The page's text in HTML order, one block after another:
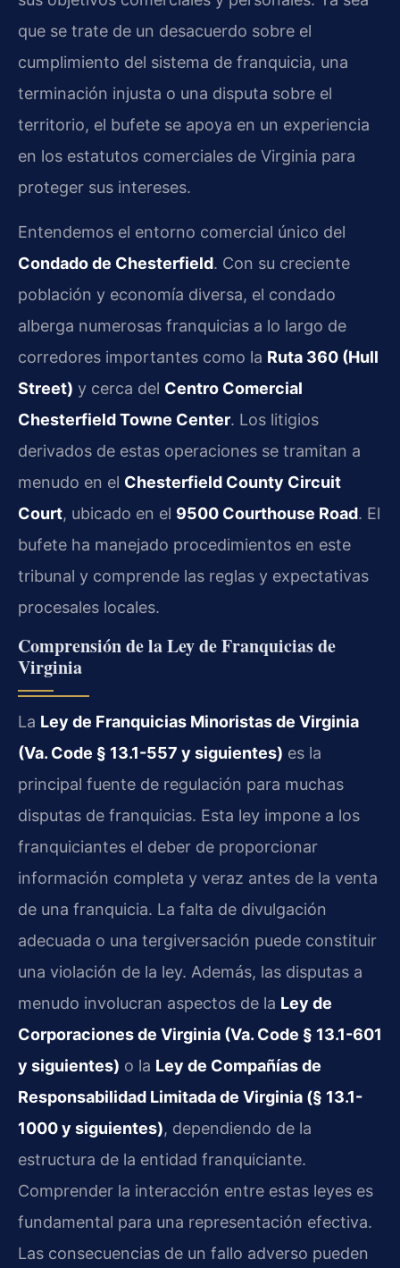
que se trate de un desacuerdo sobre el
cumplimiento del sistema de franquicia, una
terminación injusta o una disputa sobre el
territorio, el bufete se apoya en un experiencia
en los estatutos comerciales de Virginia para
proteger sus intereses.
Entendemos el entorno comercial único del
Condado de Chesterfield. Con su creciente
población y economía diversa, el condado
alberga numerosas franquicias a lo largo de
corredores importantes como la Ruta 360 (Hull
Street) y cerca del Centro Comercial
Chesterfield Towne Center. Los litigios
derivados de estas operaciones se tramitan a
menudo en el Chesterfield County Circuit
Court, ubicado en el 9500 Courthouse Road. El
bufete ha manejado procedimientos en este
tribunal y comprende las reglas y expectativas
procesales locales.
Comprensión de la Ley de Franquicias de
Virginia
La Ley de Franquicias Minoristas de Virginia
(Va. Code § 13.1-557 y siguientes) es la
principal fuente de regulación para muchas
disputas de franquicias. Esta ley impone a los
franquiciantes el deber de proporcionar
información completa y veraz antes de la venta
de una franquicia. La falta de divulgación
adecuada o una tergiversación puede constituir
una violación de la ley. Además, las disputas a
menudo involucran aspectos de la Ley de
Corporaciones de Virginia (Va. Code § 13.1-601
y siguientes) o la Ley de Compañías de
Responsabilidad Limitada de Virginia (§ 13.1-
1000 y siguientes), dependiendo de la
estructura de la entidad franquiciante.
Comprender la interacción entre estas leyes es
fundamental para una representación efectiva.
Las consecuencias de un fallo adverso pueden